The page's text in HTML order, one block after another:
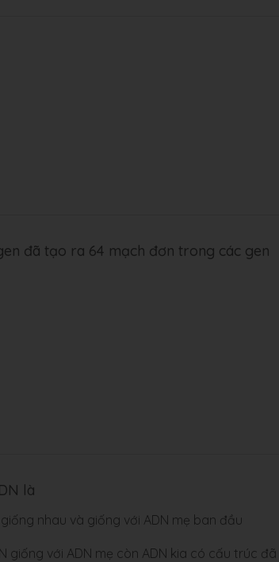
đã tạo ra 64 mạch đơn trong các gen
là
nhau và giống với ADN mẹ ban đầu
giống với ADN mẹ còn ADN kia có cấu trúc đã